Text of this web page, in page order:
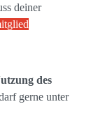
deiner
des
gerne unter